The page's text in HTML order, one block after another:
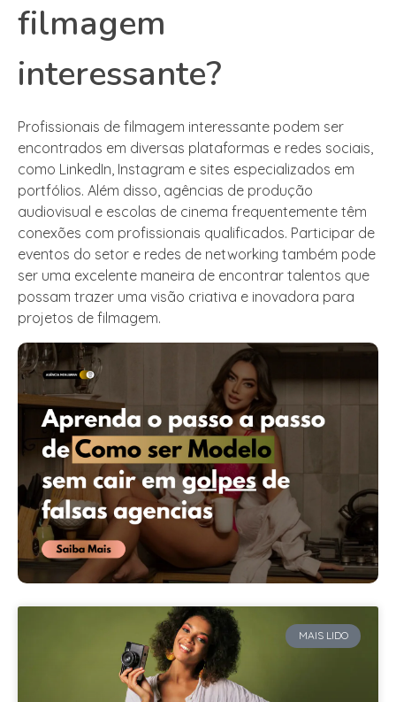
filmagem
interessante?
Profissionais de filmagem interessante podem ser
encontrados em diversas plataformas e redes sociais,
como LinkedIn, Instagram e sites especializados em
portfólios. Além disso, agências de produção
audiovisual e escolas de cinema frequentemente têm
conexões com profissionais qualificados. Participar de
eventos do setor e redes de networking também pode
ser uma excelente maneira de encontrar talentos que
possam trazer uma visão criativa e inovadora para
projetos de filmagem.
MAIS LIDO